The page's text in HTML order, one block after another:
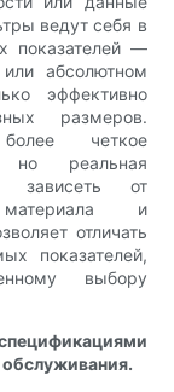
ведут себя в
показателей —
абсолютном
эффективно
размеров.
четкое
но реальная
зависеть от
материала и
отличать
показателей,
выбору